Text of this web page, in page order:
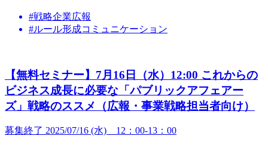
#戦略企業広報
#ルール形成コミュニケーション
【無料セミナー】7月16日（水）12:00 これからの
ビジネス成長に必要な「パブリックアフェアー
ズ」戦略のススメ（広報・事業戦略担当者向け）
募集終了 2025/07/16 (水) 12：00-13：00